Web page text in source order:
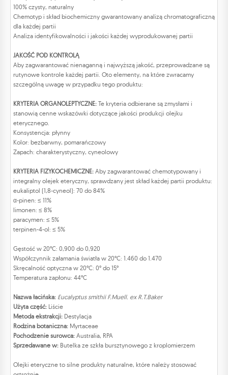
100% czysty, naturalny
Chemotyp i skład biochemiczny gwarantowany analizą chromatograficzną
dla każdej partii
Analiza identyfikowalności i jakości każdej wyprodukowanej partii
JAKOŚĆ POD KONTROLĄ
Aby zagwarantować nienaganną i najwyższą jakość, przeprowadzane są
rutynowe kontrole każdej partii. Oto elementy, na które zwracamy
szczególną uwagę w przypadku tego produktu:
KRYTERIA ORGANOLEPTYCZNE: Te kryteria odbierane są zmysłami i
stanowią cenne wskazówki dotyczące jakości produkcji olejku
eterycznego.
Konsystencja: płynny
Kolor: bezbarwny, pomarańczowy
Zapach: charakterystyczny, cyneolowy
KRYTERIA FIZYKOCHEMICZNE: Aby zagwarantować chemotypowany i
integralny olejek eteryczny, sprawdzany jest skład każdej partii produktu:
eukaliptol (1,8-cyneol): 70 do 84%
α-pinen: ≤ 11%
limonen: ≤ 8%
paracymen: ≤ 5%
terpinen-4-ol: ≤ 5%
Gęstość w 20°C: 0,900 do 0,920
Współczynnik załamania światła w 20°C: 1.460 do 1.470
Skręcalność optyczna w 20°C: 0° do 15°
Temperatura zapłonu: 44°C
Nazwa łacińska: Eucalyptus smithii F.Muell. ex R.T.Baker
Użyta część: Liście
Metoda ekstrakcji: Destylacja
Rodzina botaniczna: Myrtaceae
Pochodzenie surowca: Australia, RPA
Sprzedawane w: Butelka ze szkła bursztynowego z kroplomierzem
Olejki eteryczne to silne produkty naturalne, które należy stosować